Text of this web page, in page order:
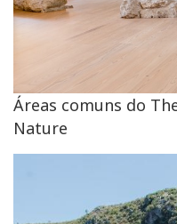
Áreas comuns do
Nature